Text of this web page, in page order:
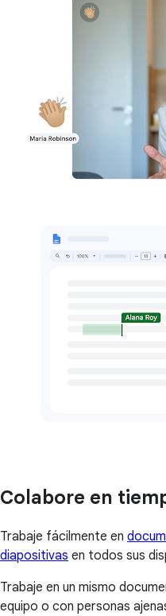
Colabore en
Trabaje fácilmente en
diapositivas en todos sus
Trabaje en un mismo
equipo o con personas